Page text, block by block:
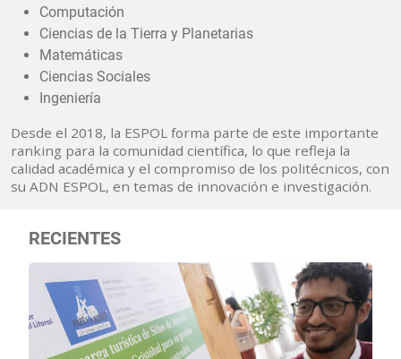
Computación
Ciencias de la Tierra y Planetarias
Matemáticas
Ciencias Sociales
Ingeniería
Desde el 2018, la ESPOL forma parte de este importante
ranking para la comunidad científica, lo que refleja la
calidad académica y el compromiso de los politécnicos, con
su ADN ESPOL, en temas de innovación e investigación.
RECIENTES